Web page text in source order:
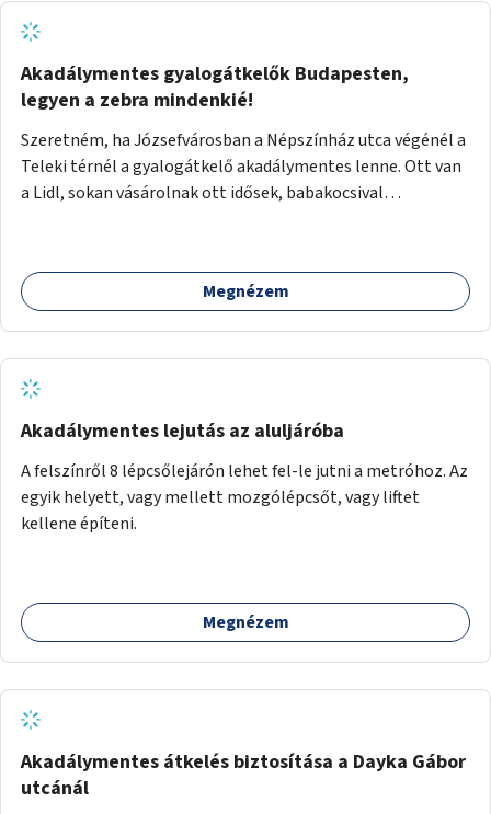
Akadálymentes gyalogátkelők Budapesten,
legyen a zebra mindenkié!
Szeretném, ha Józsefvárosban a Népszínház utca végénél a
Teleki térnél a gyalogátkelő akadálymentes lenne. Ott van
a Lidl, sokan vásárolnak ott idősek, babakocsival
csak elméletben legyen igaz
Megnézem
Akadálymentes lejutás az aluljáróba
A felszínről 8 lépcsőlejárón lehet fel-le jutni a metróhoz. Az
egyik helyett, vagy mellett mozgólépcsőt, vagy liftet
kellene építeni.
Megnézem
Akadálymentes átkelés biztosítása a Dayka Gábor
utcánál